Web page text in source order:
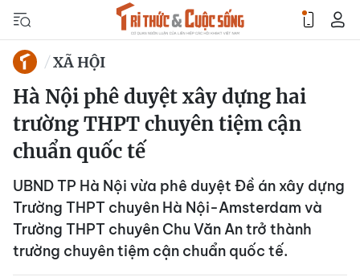
XÃ HỘI
Hà Nội phê duyệt xây dựng hai
trường THPT chuyên tiệm cận
chuẩn quốc tế
UBND TP Hà Nội vừa phê duyệt Đề án xây dựng
Trường THPT chuyên Hà Nội-Amsterdam và
Trường THPT chuyên Chu Văn An trở thành
trường chuyên tiệm cận chuẩn quốc tế.